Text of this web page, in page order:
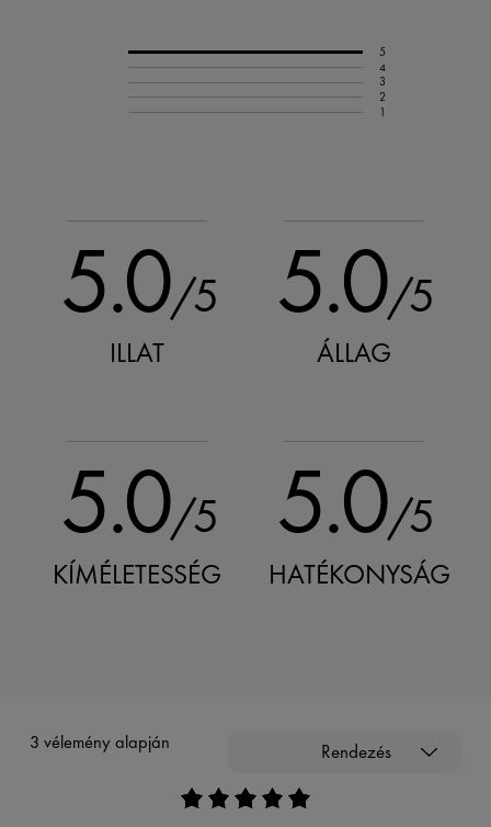
5
4
3
2
1
5.0/5
ILLAT
5.0/5
ÁLLAG
5.0/5
KÍMÉLETESSÉG
5.0/5
HATÉKONYSÁG
3 vélemény alapján Rendezés